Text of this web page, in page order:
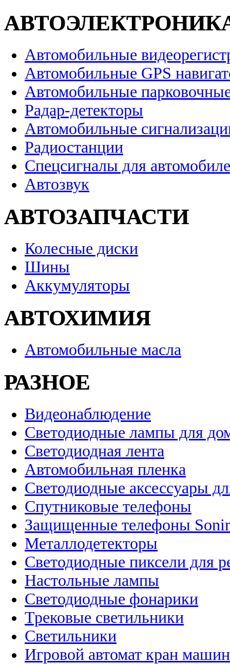
Автомобильные
Автомобильные GPS
Автомобильные
Радар-детекторы
Автомобильные
Радиостанции
Спецсигналы для
Автозвук
АВТОЗАПЧАСТИ
Колесные диски
Шины
Аккумуляторы
АВТОХИМИЯ
Автомобильные масла
РАЗНОЕ
Видеонаблюдение
Светодиодные лампы для
Светодиодная лента
Автомобильная пленка
Светодиодные аксессуары
Спутниковые телефоны
Защищенные телефоны
Металлодетекторы
Светодиодные пиксели для
Настольные лампы
Светодиодные фонарики
Трековые светильники
Светильники
Игровой автомат кран